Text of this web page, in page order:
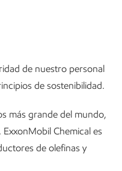
de nuestro personal
de sostenibilidad.
más grande del mundo,
Chemical es
de olefinas y